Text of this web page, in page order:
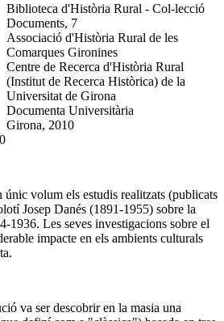
Biblioteca d'Història Rural - Col-lecció
Documents, 7
Associació d'Història Rural de les
Comarques Gironines
Centre de Recerca d'Història Rural
(Institut de Recerca Històrica) de la
Universitat de Girona
Documenta Universitària
Girona, 2010
volum els estudis realitzats (publicats
Josep Danés (1891-1955) sobre la
1936. Les seves investigacions sobre el
impacte en els ambients culturals
va ser descobrir en la masia una